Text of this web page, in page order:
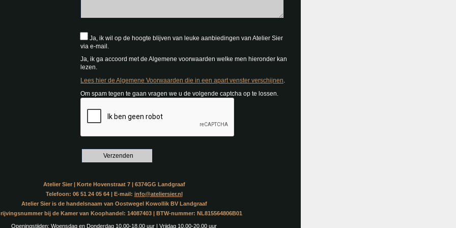
Ja, ik wil op de hoogte blijven van leuke aanbiedingen van Atelier Sier
via e-mail.
Ja, ik ga accoord met de Algemene voorwaarden welke men hieronder kan
lezen.
Lees hier de Algemene Voorwaarden die in een apart venster verschijnen
Om spam tegen te gaan vragen we u de volgende captcha op te lossen.
Atelier Sier | Korte Hovenstraat 7 | 6374GG Landgraaf
Telefoon: 06 51 24 05 64 | E-mail: info@ateliersier.nl
Atelier Sier is de handelsnaam van Oostwegel Kowollik BV Landgraaf
bij de Kamer van Koophandel: 14087403 | BTW-nummer: NL815564806B01
Openingstijden: Woensdag en Donderdag 10.00-18.00 uur | Vrijdag 10.00-20.00 uur